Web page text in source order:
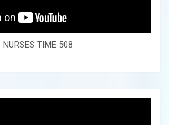
NURSES TIME 508